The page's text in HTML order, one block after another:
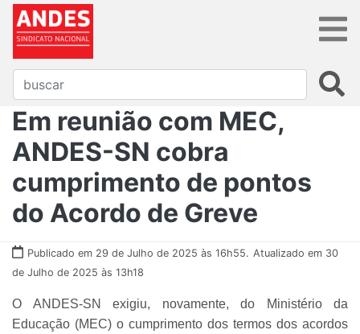
Em reunião com MEC,
ANDES-SN cobra
cumprimento de pontos
do Acordo de Greve
Publicado em 29 de Julho de 2025 às 16h55. Atualizado em 30
de Julho de 2025 às 13h18
O ANDES-SN exigiu, novamente, do Ministério da
Educação (MEC) o cumprimento dos termos dos acordos